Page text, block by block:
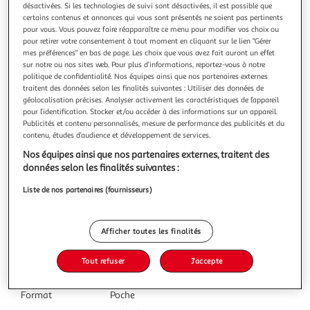
LES AMES DU TEMPS PERDU, Perroud David
Ariel. scientifique de haut vol spécialisée dans l'énergie de
l'infiniment petit, risque sa vie lors d'un pèlerinage vers un
monastère caché dans les contreforts de l'Himalaya. Aidée
par un moine d'une infinie sagesse, elle s'initie aux
techniques ancestrales de l'archéologie quantique, une
discipli
En savoir +
Vous voulez connaître le prix de ce produit ?
Afficher le prix
Format
Poche
désactivées. Si les technologies de suivi sont désactivées, il est possible que
certains contenus et annonces qui vous sont présentés ne soient pas pertinents
pour vous. Vous pouvez faire réapparaître ce menu pour modifier vos choix ou
pour retirer votre consentement à tout moment en cliquant sur le lien "Gérer
mes préférences" en bas de page. Les choix que vous avez fait auront un effet
sur notre ou nos sites web. Pour plus d’informations, reportez-vous à notre
politique de confidentialité. Nos équipes ainsi que nos partenaires externes
traitent des données selon les finalités suivantes : Utiliser des données de
géolocalisation précises. Analyser activement les caractéristiques de l’appareil
pour l’identification. Stocker et/ou accéder à des informations sur un appareil.
Publicités et contenu personnalisés, mesure de performance des publicités et du
contenu, études d’audience et développement de services.
Nos équipes ainsi que nos partenaires externes, traitent des
données selon les finalités suivantes :
Liste de nos partenaires (fournisseurs)
Afficher toutes les finalités
Tout refuser J'accepte